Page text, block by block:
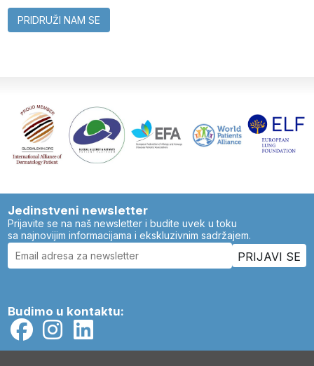
PRIDRUŽI NAM SE
Jedinstveni newsletter
Prijavite se na naš newsletter i budite uvek u toku
sa najnovijim informacijama i ekskluzivnim sadržajem.
Budimo u kontaktu: